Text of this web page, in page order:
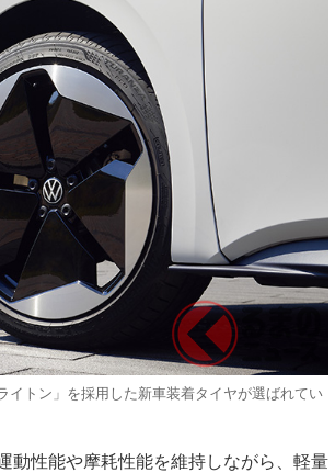
イトン」を採用した新車装着タイヤが選ばれてい
性能や摩耗性能を維持しながら、軽量